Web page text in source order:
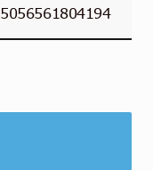
5056561804194